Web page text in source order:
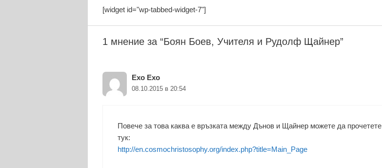
[widget id="wp-tabbed-widget-7"]
1 мнение за “Боян Боев, Учителя и Рудолф Щайнер”
Ехо Ехо
08.10.2015 в 20:54
Повече за това каква е връзката между Дънов и Щайнер можете да прочетете
тук:
http://en.cosmochristosophy.org/index.php?title=Main_Page